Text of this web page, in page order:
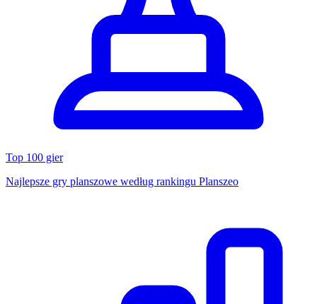
Top 100 gier
Najlepsze gry planszowe według rankingu Planszeo